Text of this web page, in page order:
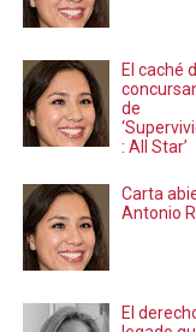
El caché
de
: All Star’
Carta
Antonio
El